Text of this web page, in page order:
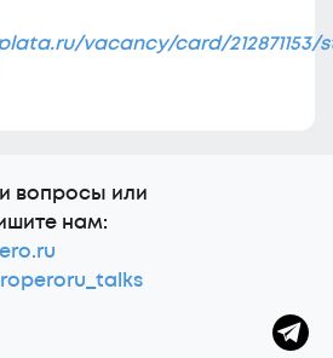
vacancy/card/212871153/
вопросы или
нам: